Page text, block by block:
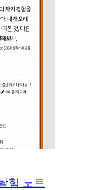
험 노트